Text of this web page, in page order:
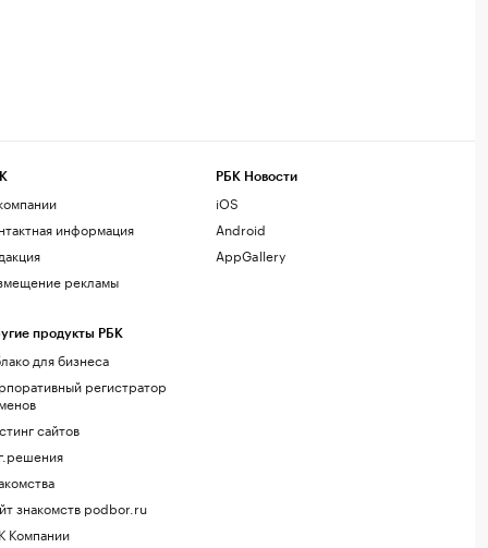
информация
рекламы
продукты РБК
для бизнеса
регистратор
сайтов
знакомств podbor.ru
Компании
РБК Новости
iOS
Android
AppGallery